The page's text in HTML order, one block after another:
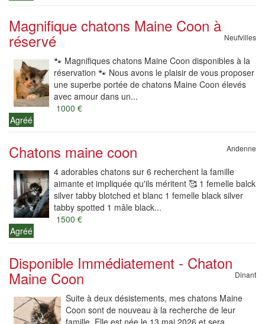
Magnifique chatons Maine Coon à
réservé Neufvilles
🐾 Magnifiques chatons Maine Coon disponibles à la
réservation 🐾 Nous avons le plaisir de vous proposer
une superbe portée de chatons Maine Coon élevés
avec amour dans un...
1000 €
Agréé
Chatons maine coon Andenne
4 adorables chatons sur 6 recherchent la famille
aimante et impliquée qu'ils méritent 🥰 1 femelle balck
silver tabby blotched et blanc 1 femelle black silver
tabby spotted 1 mâle black...
1500 €
Agréé
Disponible Immédiatement - Chaton
Maine Coon Dinant
Suite à deux désistements, mes chatons Maine
Coon sont de nouveau à la recherche de leur
famille. Elle est née le 13 mai 2026 et sera